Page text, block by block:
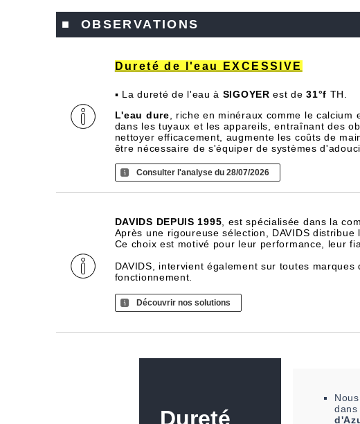
■ OBSERVATIONS
Dureté de l'eau EXCESSIVE
▪ La dureté de l'eau à SIGOYER est de31°f TH.
L'eau dure , riche en minéraux comme le
dans les tuyaux et les appareils, entraînant des
nettoyer efficacement, augmente les coûts de
être nécessaire de s'équiper de systèmes
Consulter l'analyse du 28/07/2026
DAVIDS DEPUIS 1995 , est spécialisée dans la
Après une rigoureuse sélection, DAVIDS
Ce choix est motivé pour leur performance, leur
DAVIDS, intervient également sur toutes
fonctionnement.
Découvrir nos solutions
Dureté